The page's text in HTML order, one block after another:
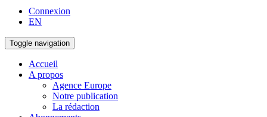
Connexion
EN
Toggle navigation
Accueil
A propos
Agence Europe
Notre publication
La rédaction